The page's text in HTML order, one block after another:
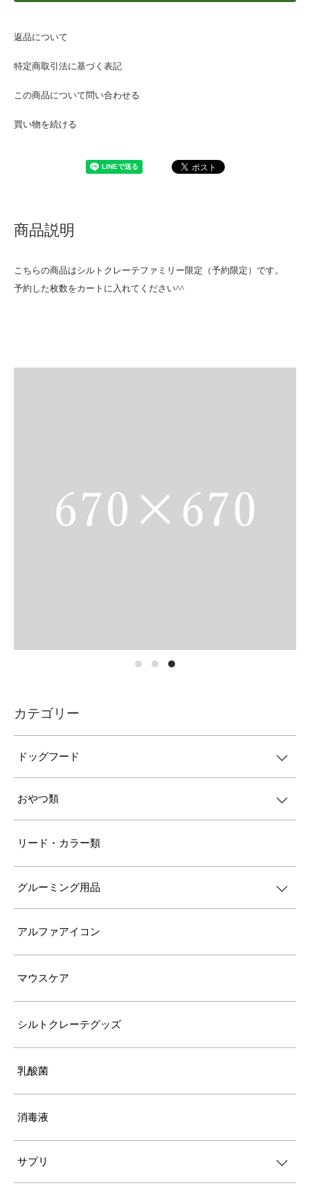
返品について
特定商取引法に基づく表記
この商品について問い合わせる
買い物を続ける
商品説明
こちらの商品はシルトクレーテファミリー限定（予約限定）です。
予約した枚数をカートに入れてください^^
カテゴリー
ドッグフード
おやつ類
リード・カラー類
グルーミング用品
アルファアイコン
マウスケア
シルトクレーテグッズ
乳酸菌
消毒液
サプリ